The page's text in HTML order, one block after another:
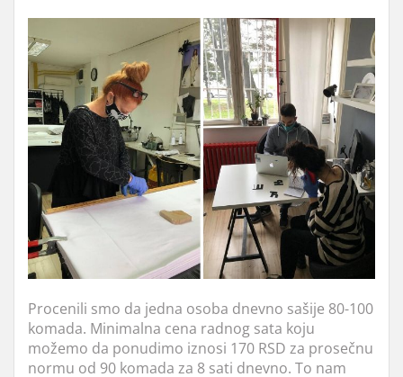
Procenili smo da jedna osoba dnevno sašije 80-100
komada. Minimalna cena radnog sata koju
možemo da ponudimo iznosi 170 RSD za prosečnu
normu od 90 komada za 8 sati dnevno. To nam